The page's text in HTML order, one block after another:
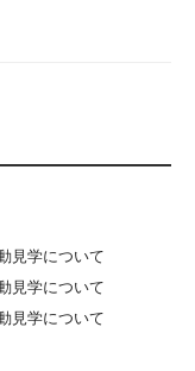
見学について
見学について
見学について